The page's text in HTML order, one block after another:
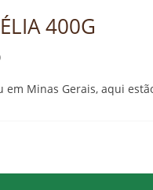
400G
em Minas Gerais, aqui